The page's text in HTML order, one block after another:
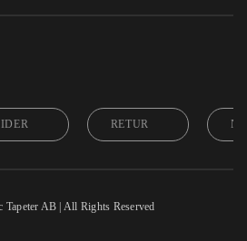
RETUR
Tapeter AB | All Rights Reserved